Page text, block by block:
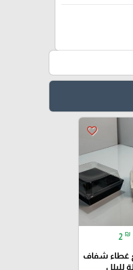
favorite_border
2 ₪
غطاء شفاف
للبلل